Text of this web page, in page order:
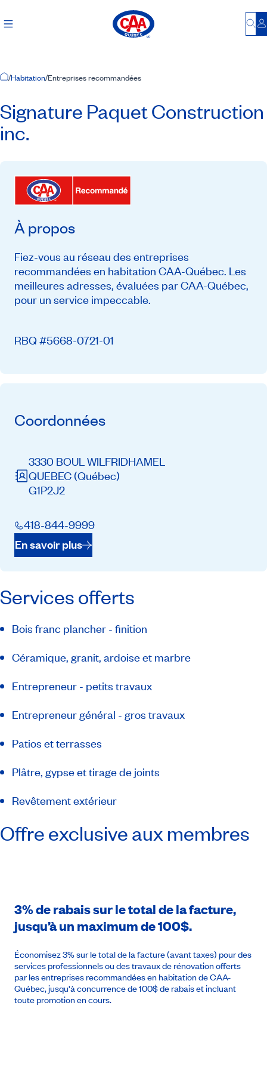
Accueil
/Habitation/Entreprises recommandées
Signature Paquet Construction
inc.
À propos
Fiez-vous au réseau des entreprises
recommandées en habitation CAA-Québec. Les
meilleures adresses, évaluées par CAA-Québec,
pour un service impeccable.
RBQ #5668-0721-01
Coordonnées
3330 BOUL WILFRIDHAMEL
QUEBEC(Québec)
G1P2J2
418-844-9999
En savoir plus
Services offerts
Bois franc plancher - finition
Céramique, granit, ardoise et marbre
Entrepreneur - petits travaux
Entrepreneur général - gros travaux
Patios et terrasses
Plâtre, gypse et tirage de joints
Revêtement extérieur
Offre exclusive aux membres
3% de rabais sur le total de la facture,
jusqu’à un maximum de 100$.
Économisez 3% sur le total de la facture (avant taxes) pour des
services professionnels ou des travaux de rénovation offerts
par les entreprises recommandées en habitation de CAA-
Québec, jusqu'à concurrence de 100$ de rabais et incluant
toute promotion en cours.